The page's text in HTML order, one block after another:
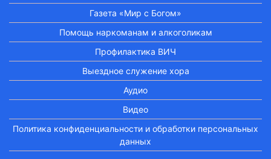
Газета «Мир с Богом»
Помощь наркоманам и алкоголикам
Профилактика ВИЧ
Выездное служение хора
Аудио
Видео
Политика конфиденциальности и обработки персональных
данных